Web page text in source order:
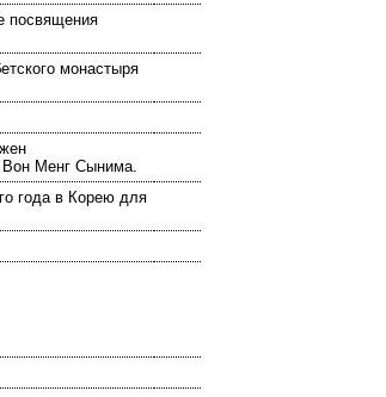
посвящения
монастыря
Вон Менг Сынима.
года в Корею для